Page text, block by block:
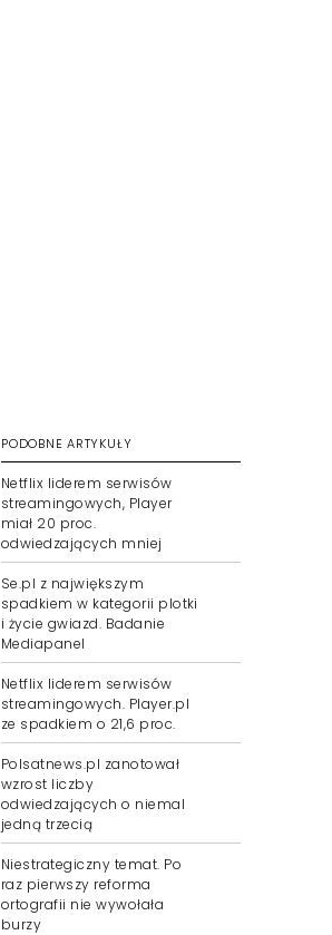
PODOBNE ARTYKUŁY
Netflix liderem serwisów
streamingowych, Player
miał 20 proc.
odwiedzających mniej
Se.pl z największym
spadkiem w kategorii plotki
i życie gwiazd. Badanie
Mediapanel
Netflix liderem serwisów
streamingowych. Player.pl
ze spadkiem o 21,6 proc.
Polsatnews.pl zanotował
wzrost liczby
odwiedzających o niemal
jedną trzecią
Niestrategiczny temat. Po
raz pierwszy reforma
ortografii nie wywołała
burzy